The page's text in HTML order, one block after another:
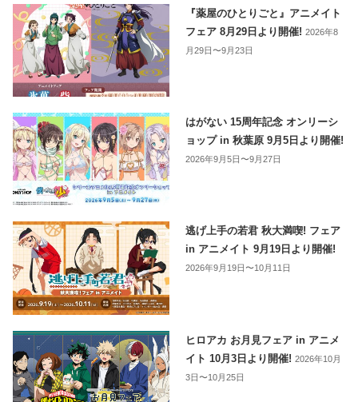
『薬屋のひとりごと』アニメイト
フェア 8月29日より開催!2026年8
月29日〜9月23日
はがない 15周年記念 オンリーシ
ョップ in 秋葉原 9月5日より開催!
2026年9月5日〜9月27日
逃げ上手の若君 秋大満喫! フェア
in アニメイト 9月19日より開催!
2026年9月19日〜10月11日
ヒロアカ お月見フェア in アニメ
イト 10月3日より開催!2026年10月
3日〜10月25日